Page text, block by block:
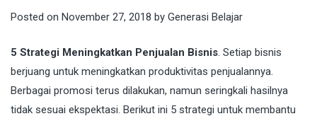
Posted on November 27, 2018 by Generasi Belajar
5 Strategi Meningkatkan Penjualan Bisnis. ​Setiap bisnis
berjuang untuk meningkatkan produktivitas penjualannya.
Berbagai promosi terus dilakukan, namun seringkali hasilnya
tidak sesuai ekspektasi. Berikut ini 5 strategi untuk membantu